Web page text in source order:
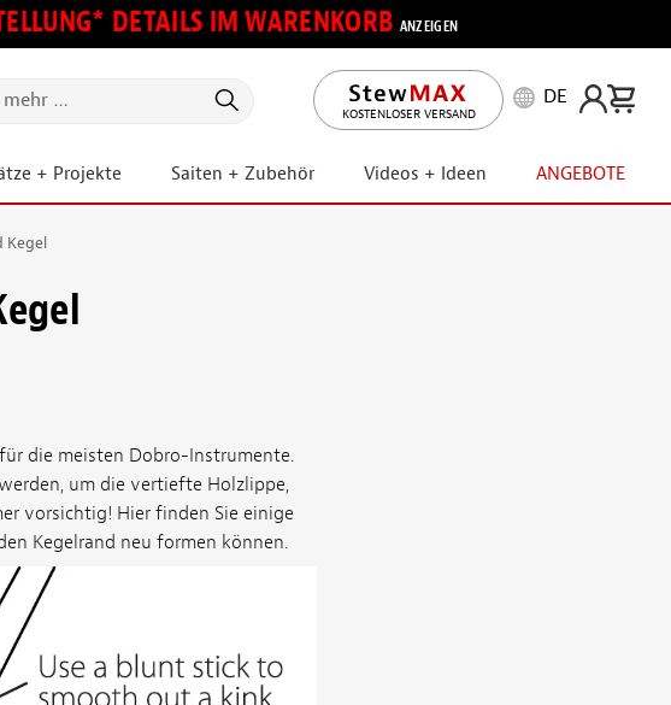
DETAILS IM WARENKORB ANZEIGEN
KOSTENLOSER VERSAND
DE
+ Projekte Saiten + Zubehör Videos + Ideen ANGEBOTE
Kegel
die meisten Dobro-Instrumente.
um die vertiefte Holzlippe,
vorsichtig! Hier finden Sie einige
Kegelrand neu formen können.